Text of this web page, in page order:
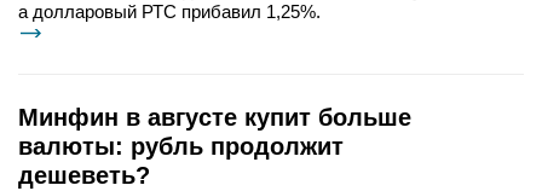
а долларовый РТС прибавил 1,25%.
Минфин в августе купит больше
валюты: рубль продолжит
дешеветь?